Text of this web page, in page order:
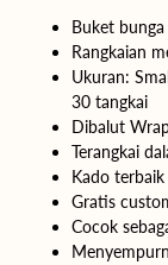
Buket
Rangkaian
Ukuran:
30 tangkai
Dibalut
Terangkai
Kado
Gratis
Cocok